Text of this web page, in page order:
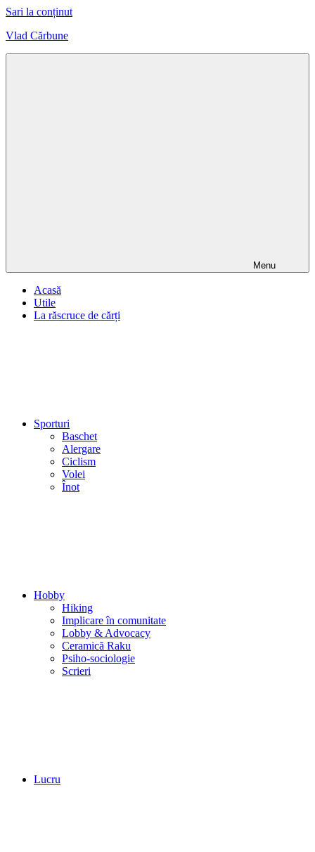
Sari la conținut
Vlad Cărbune
Menu
Acasă
Utile
La răscruce de cărți
Sporturi
Baschet
Alergare
Ciclism
Volei
Înot
Hobby
Hiking
Implicare în comunitate
Lobby & Advocacy
Ceramică Raku
Psiho-sociologie
Scrieri
Lucru